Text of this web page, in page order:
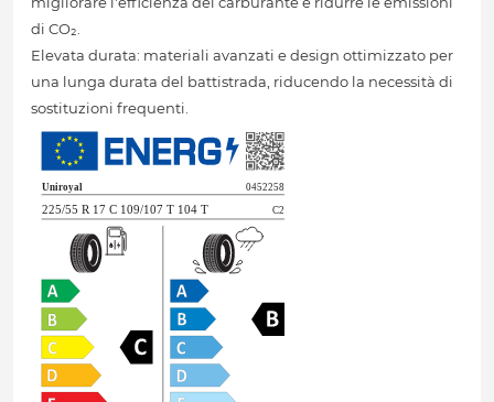
di CO₂.
Elevata durata: materiali avanzati e design ottimizzato per
una lunga durata del battistrada, riducendo la necessità di
sostituzioni frequenti.